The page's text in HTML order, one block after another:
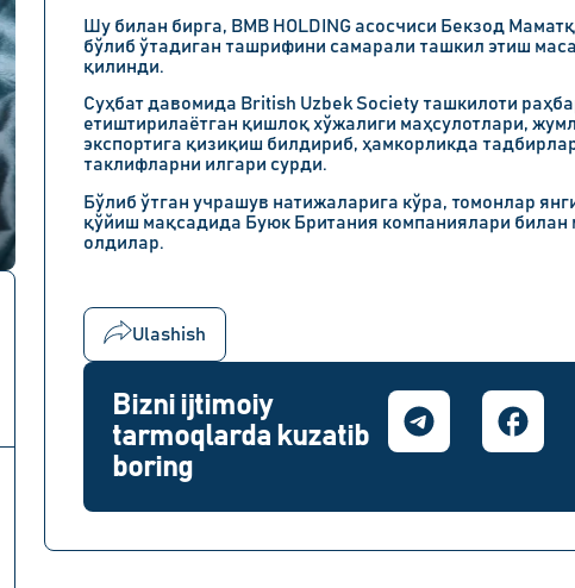
Шу билан бирга, BMB HOLDING асосчиси Бекзод
бўлиб ўтадиган ташрифини самарали ташкил этиш
қилинди.
Суҳбат давомида British Uzbek Society ташкилоти
етиштирилаётган қишлоқ хўжалиги маҳсулотлари,
экспортига қизиқиш билдириб, ҳамкорликда
таклифларни илгари сурди.
Бўлиб ўтган учрашув натижаларига кўра, томонлар
қўйиш мақсадида Буюк Британия компаниялари
олдилар.
Ulashish
Bizni ijtimoiy
tarmoqlarda kuzatib
boring